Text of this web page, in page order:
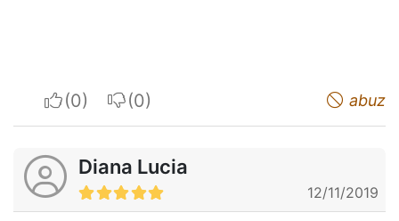
I apreciateI do not appreciate abuz
Diana Lucia
12/11/2019